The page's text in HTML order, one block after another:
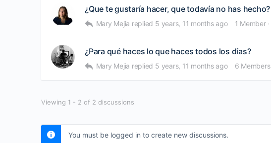
¿Que te gustaría hacer, que todavía no has hecho?
Mary Mejia replied 5 years, 11 months ago 1 Member ·
¿Para qué haces lo que haces todos los días?
Mary Mejia replied 5 years, 11 months ago 6 Members
Viewing 1 - 2 of 2 discussions
You must be logged in to create new discussions.